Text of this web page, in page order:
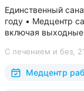
Единственный
году • Медцентр
включая выходные
бюветы
С лечением и без,
Медцентр